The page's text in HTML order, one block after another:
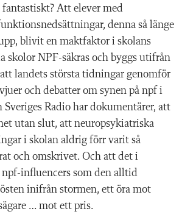
Att elever med
denna så länge
blivit en maktfaktor i skolans
skolor NPF-säkras och byggs utifrån
landets största tidningar genomför
och debatter om synen på npf i
Sveriges Radio har dokumentärer, att
utan slut, att neuropsykiatriska
i skolan aldrig förr varit så
och omskrivet. Och att det i
influencers som den alltid
inifrån stormen, ett öra mot
… mot ett pris.